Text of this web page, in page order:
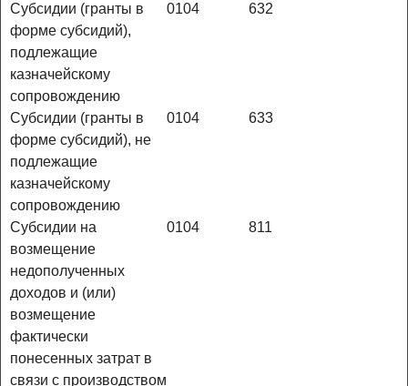
Субсидии (гранты в
форме субсидий),
подлежащие
казначейскому
сопровождению
0104 632
Субсидии (гранты в
форме субсидий), не
подлежащие
казначейскому
сопровождению
0104 633
Субсидии на
возмещение
недополученных
доходов и (или)
возмещение
фактически
понесенных затрат в
связи с производством
0104 811